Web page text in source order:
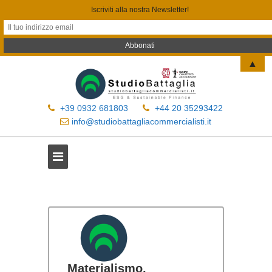
+39 0932 681803
+44 20 35293422
info@studiobattagliacommercialisti.it
Materialismo,
Iscriviti alla nostra Newsletter!
▲